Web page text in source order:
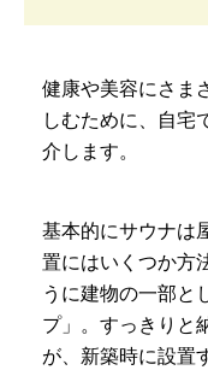
健康や美容にさま
しむために、自宅
介します。
基本的にサウナは
置にはいくつか方
うに建物の一部と
プ」。すっきりと
が、新築時に設置